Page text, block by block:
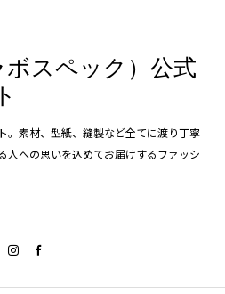
スペック）公式
。素材、型紙、縫製など全てに渡り丁寧
人への思いを込めてお届けするファッシ